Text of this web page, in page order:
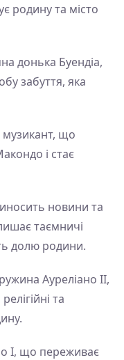
родину та місто
донька Буендіа,
забуття, яка
музикант, що
і стає
новини та
таємничі
долю родини.
Ауреліано II,
та
I, що переживає